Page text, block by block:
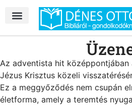
Az adventista hit középpontjában
Jézus Krisztus közeli
Ez a meggyőződés nem csupán
életforma, amely a teremtés